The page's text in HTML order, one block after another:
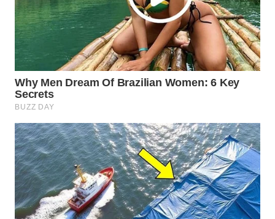
WN
NATUNA
WN
BINTAN
WN
MANDALIKA
WN
LIKUPANG
WN
LABUANBAJO